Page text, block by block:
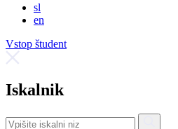
sl
en
Vstop študent
Iskalnik